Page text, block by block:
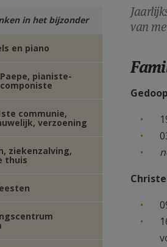
in het bijzonder
en piano
pianiste-
communie,
verzoening
ziekenzalving,
thuis
van